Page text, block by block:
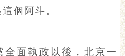
個阿斗。
全面執政以後，北京一